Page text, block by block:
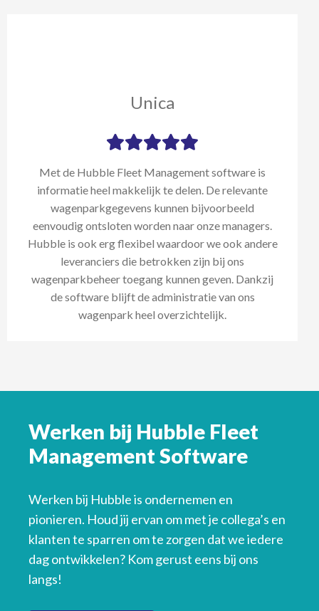
Unica
Met de Hubble Fleet Management software is
informatie heel makkelijk te delen. De relevante
wagenparkgegevens kunnen bijvoorbeeld
eenvoudig ontsloten worden naar onze managers.
Hubble is ook erg flexibel waardoor we ook andere
leveranciers die betrokken zijn bij ons
wagenparkbeheer toegang kunnen geven. Dankzij
de software blijft de administratie van ons
wagenpark heel overzichtelijk.
Werken bij Hubble Fleet
Management Software
Werken bij Hubble is ondernemen en
pionieren. Houd jij ervan om met je collega’s en
klanten te sparren om te zorgen dat we iedere
dag ontwikkelen? Kom gerust eens bij ons
langs!